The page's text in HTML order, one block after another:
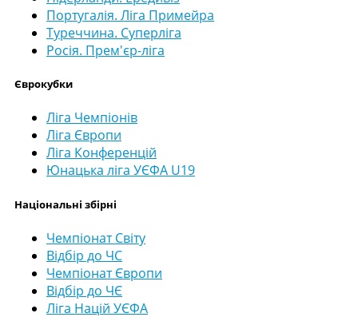
Португалія. Ліга Примейра
Туреччина. Суперліга
Росія. Прем'єр-ліга
Єврокубки
Ліга Чемпіонів
Ліга Європи
Ліга Конференцій
Юнацька ліга УЄФА U19
Національні збірні
Чемпіонат Світу
Відбір до ЧС
Чемпіонат Європи
Відбір до ЧЄ
Ліга Націй УЄФА